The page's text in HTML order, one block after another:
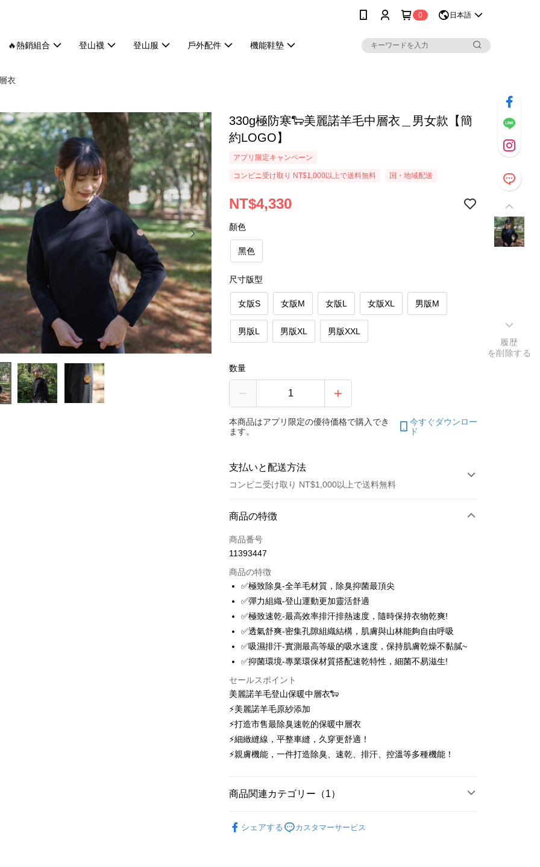
0 日本語
🔥熱銷組合 登山襪 登山服 戶外配件 機能鞋墊
衣
330g極防寒🐑美麗諾羊毛中層衣＿男女款【簡
約LOGO】
アプリ限定キャンペーン
コンビニ受け取り NT$1,000以上で送料無料 国・地域配送
NT$4,330
顏色
黑色
尺寸版型
女版S 女版M 女版L 女版XL 男版M
男版L 男版XL 男版XXL
数量
本商品はアプリ限定の優待価格で購入でき
ます。
今すぐダウンロー
ド
支払いと配送方法
コンビニ受け取り NT$1,000以上で送料無料
お支払い方法
クレジットカード1回払い
クレジットカード分割払い
3回払い、金利0、毎回
合作金庫商業銀行
第一商業銀行
華南商業銀行
彰化商業銀行
上海商業儲蓄銀行
台北富邦商業銀行
国泰世華商業銀行
兆豐國際商業銀行
台湾中小企業銀行
台中商業銀行
HSBC(台湾)商業銀行
華泰商業銀行
元大商業銀行
玉山商業銀行
台新國際商業銀行
台湾楽天クレジットカード会社
6回払い、金利0、毎回 NT$721
合作金庫商業銀行
第一商業銀行
華南商業銀行
彰化商業銀行
上海商業儲蓄銀行
台北富邦商業銀行
国泰世華商業銀行
兆豐國際商業銀行
台湾中小企業銀行
台中商業銀行
HSBC(台湾)商業銀行
聯邦商業銀行
元大商業銀行
台新國際商業銀行
台湾楽天クレジットカード会社
12回払い、金利0、毎回NT$360 21行の銀行
合作金庫商業銀行
第一商業銀行
華南商業銀行
彰化商業銀行
上海商業儲蓄銀行
台北富邦商業銀行
台湾中小企業銀行
HSBC(台湾)商業銀行
聯邦商業銀行
元大商業銀行
玉山商業銀行
台湾楽天クレジットカード会社
24回払い、金利0、毎回NT$180 20行の銀行
合作金庫商業銀行
第一商業銀行
華南商業銀行
彰化商業銀行
上海商業儲蓄銀行
兆豐國際商業銀行
台中商業銀行
華泰商業銀行
遠東国際商業銀行
永豐商業銀行
玉山商業銀行
星展(台湾)商業銀行
台新國際商業銀行
コンビニ店頭代金引換
LINE Pay
Apple Pay
Easy Wallet
OP Pay Later
説明
追加の申請なしで即時に利用可能です。
2. 支払い方法で「OP Pay Later」を選択すると、注文が成立した後に自
払いの回数や支払い期限を選択し、支払いを確認すると取引が完了しま
す。
説明
ドウが表示されます。
商品の特徴
商品番号
11393447
商品の特徴
✅極致除臭-全羊毛材質，除臭抑菌最頂尖
✅彈力組織-登山運動更加靈活舒適
✅極致速乾-最高效率排汗排熱速度，隨時保持衣物乾爽!
✅透氣舒爽-密集孔隙組織結構，肌膚與山林能夠自由呼吸
✅吸濕排汗-實測最高等級的吸水速度，保持肌膚乾燥不黏膩~
✅抑菌環境-專業環保材質搭配速乾特性，細菌不易滋生!
セールスポイント
美麗諾羊毛登山保暖中層衣🐑
⚡美麗諾羊毛原紗添加
⚡打造市售最除臭速乾的保暖中層衣
⚡細緻縫線，平整車縫，久穿更舒適！
⚡親膚機能，一件打造除臭、速乾、排汗、控溫等多種機能！
商品関連カテゴリー（1）
シェアする
カスタマーサービス
履歴
を削除する